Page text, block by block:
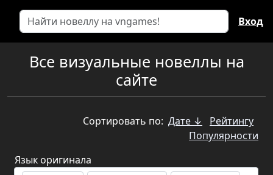
Вход
Все визуальные новеллы на
сайте
Сортировать по: Дате ↓
Рейтингу
Популярности
Язык оригинала